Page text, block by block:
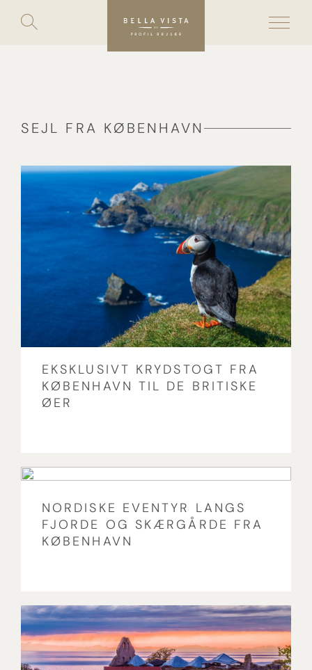
Skip
Toggle
search
SEJL FRA KØBENHAVN
EKSKLUSIVT KRYDSTOGT FRA
KØBENHAVN TIL DE BRITISKE
ØER
NORDISKE EVENTYR LANGS
FJORDE OG SKÆRGÅRDE FRA
KØBENHAVN